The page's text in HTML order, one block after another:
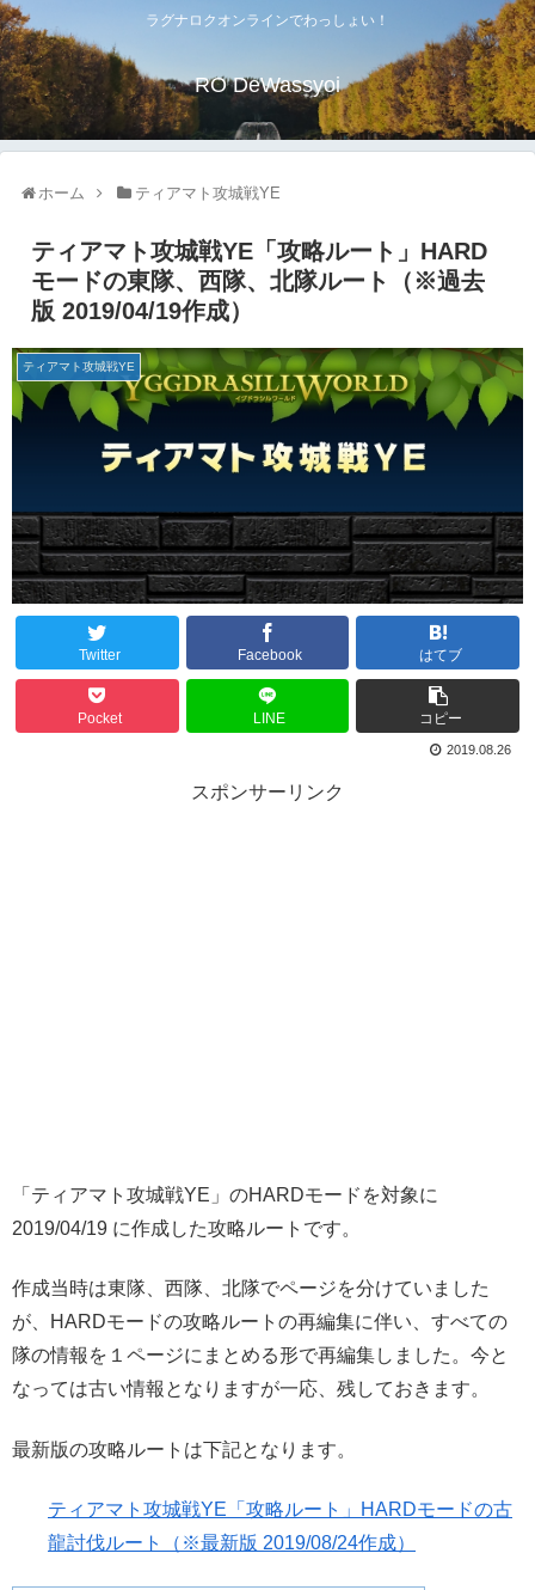
ラグナロクオンラインでわっしょい！
RO DeWassyoi
ホーム ティアマト攻城戦YE
ティアマト攻城戦YE「攻略ルート」HARD
モードの東隊、西隊、北隊ルート（※過去
版 2019/04/19作成）
ティアマト攻城戦YE
Twitter Facebook はてブ
Pocket LINE コピー
2019.08.26
スポンサーリンク
「ティアマト攻城戦YE」のHARDモードを対象に
2019/04/19 に作成した攻略ルートです。
作成当時は東隊、西隊、北隊でページを分けていました
が、HARDモードの攻略ルートの再編集に伴い、すべての
隊の情報を１ページにまとめる形で再編集しました。今と
なっては古い情報となりますが一応、残しておきます。
最新版の攻略ルートは下記となります。
ティアマト攻城戦YE「攻略ルート」HARDモードの古
龍討伐ルート（※最新版 2019/08/24作成）